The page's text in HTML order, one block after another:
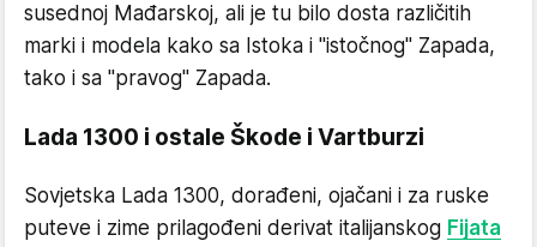
susednoj Mađarskoj, ali je tu bilo dosta različitih
marki i modela kako sa Istoka i "istočnog" Zapada,
tako i sa "pravog" Zapada.
Lada 1300 i ostale Škode i Vartburzi
Sovjetska Lada 1300, dorađeni, ojačani i za ruske
puteve i zime prilagođeni derivat italijanskog Fijata